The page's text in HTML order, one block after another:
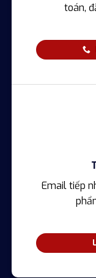
toán,
Email tiếp